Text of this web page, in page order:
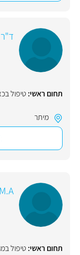
ד"ר
תחום ראשי: טיפול
מיתר
M.A אלה רבין
תחום ראשי: טיפול